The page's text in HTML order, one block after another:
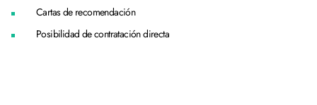
Cartas de recomendación
Posibilidad de contratación directa